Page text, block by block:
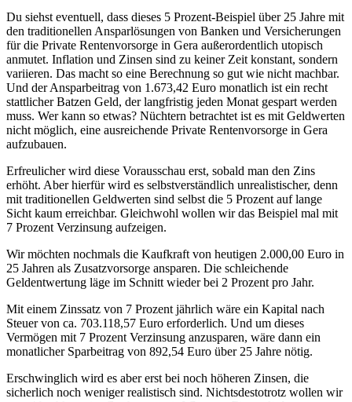
Du siehst eventuell, dass dieses 5 Prozent-Beispiel über 25 Jahre mit
den traditionellen Ansparlösungen von Banken und Versicherungen
für die Private Rentenvorsorge in Gera außerordentlich utopisch
anmutet. Inflation und Zinsen sind zu keiner Zeit konstant, sondern
variieren. Das macht so eine Berechnung so gut wie nicht machbar.
Und der Ansparbeitrag von 1.673,42 Euro monatlich ist ein recht
stattlicher Batzen Geld, der langfristig jeden Monat gespart werden
muss. Wer kann so etwas? Nüchtern betrachtet ist es mit Geldwerten
nicht möglich, eine ausreichende Private Rentenvorsorge in Gera
aufzubauen.
Erfreulicher wird diese Vorausschau erst, sobald man den Zins
erhöht. Aber hierfür wird es selbstverständlich unrealistischer, denn
mit traditionellen Geldwerten sind selbst die 5 Prozent auf lange
Sicht kaum erreichbar. Gleichwohl wollen wir das Beispiel mal mit
7 Prozent Verzinsung aufzeigen.
Wir möchten nochmals die Kaufkraft von heutigen 2.000,00 Euro in
25 Jahren als Zusatzvorsorge ansparen. Die schleichende
Geldentwertung läge im Schnitt wieder bei 2 Prozent pro Jahr.
Mit einem Zinssatz von 7 Prozent jährlich wäre ein Kapital nach
Steuer von ca. 703.118,57 Euro erforderlich. Und um dieses
Vermögen mit 7 Prozent Verzinsung anzusparen, wäre dann ein
monatlicher Sparbeitrag von 892,54 Euro über 25 Jahre nötig.
Erschwinglich wird es aber erst bei noch höheren Zinsen, die
sicherlich noch weniger realistisch sind. Nichtsdestotrotz wollen wir